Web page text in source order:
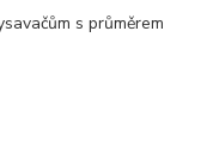
s průměrem